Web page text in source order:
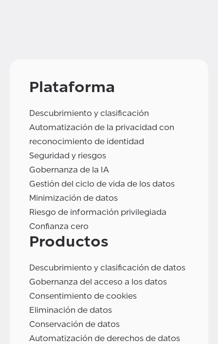
Plataforma
Descubrimiento y clasificación
Automatización de la privacidad con
reconocimiento de identidad
Seguridad y riesgos
Gobernanza de la IA
Gestión del ciclo de vida de los datos
Minimización de datos
Riesgo de información privilegiada
Confianza cero
Productos
Descubrimiento y clasificación de datos
Gobernanza del acceso a los datos
Consentimiento de cookies
Eliminación de datos
Conservación de datos
Automatización de derechos de datos